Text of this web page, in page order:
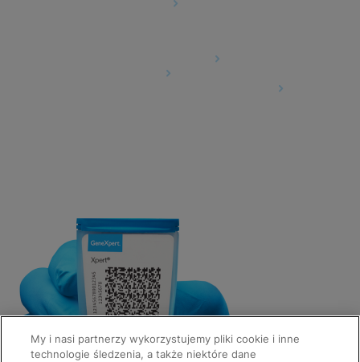
My i nasi partnerzy wykorzystujemy pliki cookie i inne
technologie śledzenia, a także niektóre dane